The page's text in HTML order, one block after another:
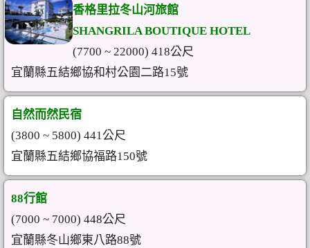
香格里拉冬山河旅館
SHANGRILA BOUTIQUE HOTEL
(7700 ~ 22000) 418公尺
宜蘭縣五結鄉協和村公園二路15號
自然而然民宿
(3800 ~ 5800) 441公尺
宜蘭縣五結鄉協福路150號
88行館
(7000 ~ 7000) 448公尺
宜蘭縣冬山鄉東八路88號